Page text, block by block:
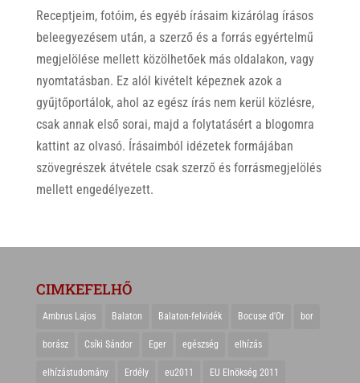
Receptjeim, fotóim, és egyéb írásaim kizárólag írásos
beleegyezésem után, a szerző és a forrás egyértelmű
megjelölése mellett közölhetőek más oldalakon, vagy
nyomtatásban. Ez alól kivételt képeznek azok a
gyűjtőportálok, ahol az egész írás nem kerül közlésre,
csak annak első sorai, majd a folytatásért a blogomra
kattint az olvasó. Írásaimból idézetek formájában
szövegrészek átvétele csak szerző és forrásmegjelölés
mellett engedélyezett.
CIMKEFELHŐ
Ambrus Lajos Balaton Balaton-felvidék Bocuse d'Or bor
borász Csíki Sándor Eger egészség elhízás
elhízástudomány Erdély eu2011 EU Elnökség 2011